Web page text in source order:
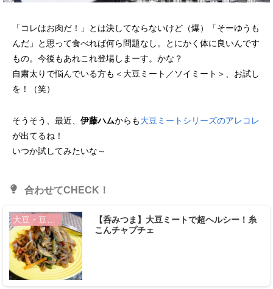
「コレはお肉だ！」とは決してならないけど（爆）「そーゆうも
んだ」と思って食べれば何ら問題なし。とにかく体に良いんです
もの。今後もあれこれ登場しまーす。かな？
自粛太りで悩んでいる方も＜大豆ミート／ソイミート＞、お試し
を！（笑）
そうそう、最近、 伊藤ハムからも大豆ミートシリーズのアレコレ
が出てるね！
いつか試してみたいな～
合わせてCHECK！
大豆・豆類、大豆製品
【呑みつま】大豆ミートで超ヘルシー！糸
こんチャプチェ